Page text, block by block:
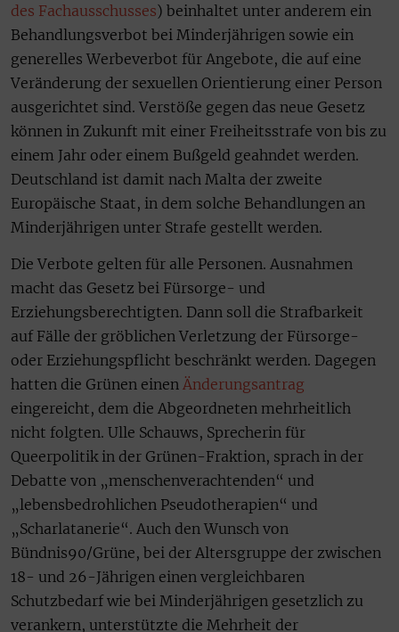
des Fachausschusses) beinhaltet unter anderem ein
Behandlungsverbot bei Minderjährigen sowie ein
generelles Werbeverbot für Angebote, die auf eine
Veränderung der sexuellen Orientierung einer Person
ausgerichtet sind. Verstöße gegen das neue Gesetz
können in Zukunft mit einer Freiheitsstrafe von bis zu
einem Jahr oder einem Bußgeld geahndet werden.
Deutschland ist damit nach Malta der zweite
Europäische Staat, in dem solche Behandlungen an
Minderjährigen unter Strafe gestellt werden.
Die Verbote gelten für alle Personen. Ausnahmen
macht das Gesetz bei Fürsorge- und
Erziehungsberechtigten. Dann soll die Strafbarkeit
auf Fälle der gröblichen Verletzung der Fürsorge-
oder Erziehungspflicht beschränkt werden. Dagegen
hatten die Grünen einen Änderungsantrag
eingereicht, dem die Abgeordneten mehrheitlich
nicht folgten. Ulle Schauws, Sprecherin für
Queerpolitik in der Grünen-Fraktion, sprach in der
Debatte von „menschenverachtenden“ und
„lebensbedrohlichen Pseudotherapien“ und
„Scharlatanerie“. Auch den Wunsch von
Bündnis90/Grüne, bei der Altersgruppe der zwischen
18- und 26-Jährigen einen vergleichbaren
Schutzbedarf wie bei Minderjährigen gesetzlich zu
verankern, unterstützte die Mehrheit der